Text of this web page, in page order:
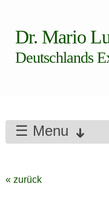
Dr. Mario
Deutschlands
☰ Menu
« zurück